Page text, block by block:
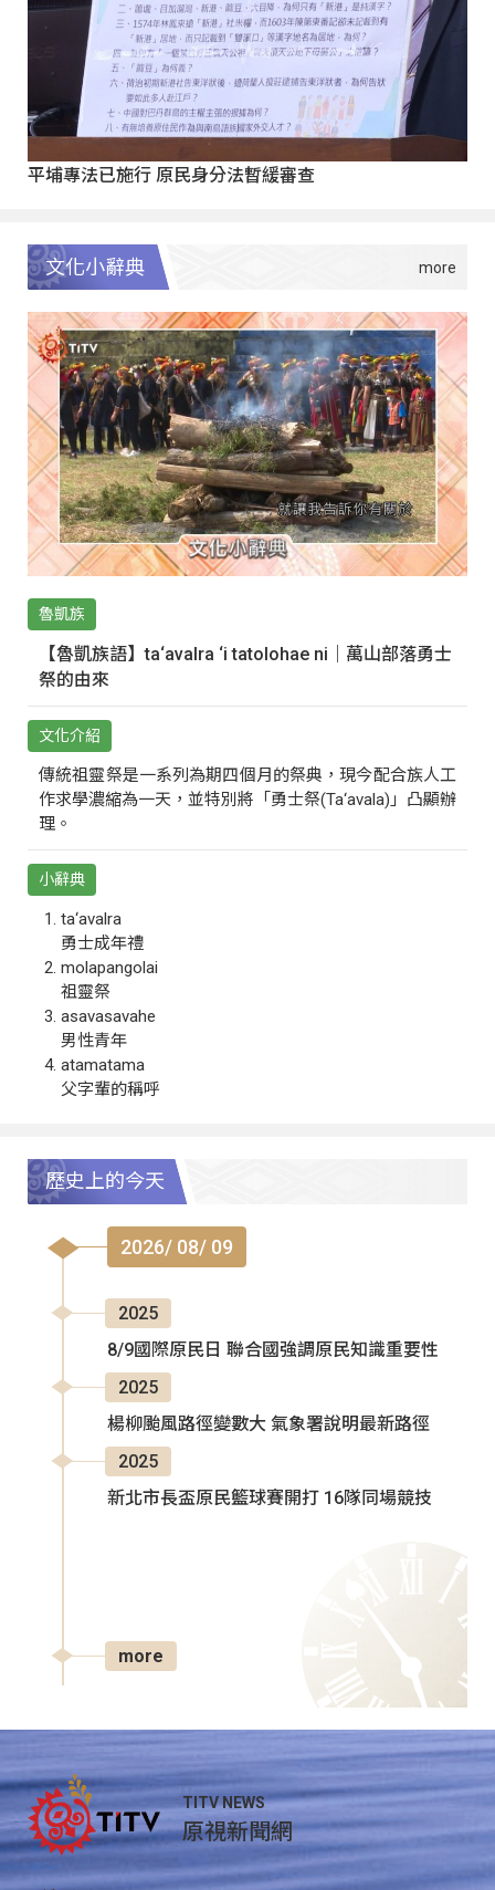
平埔專法已施行 原民身分法暫緩審查
文化小辭典
魯凱族
【魯凱族語】ta‘avalra ‘i tatolohae ni｜萬山部落勇士
祭的由來
文化介紹
傳統祖靈祭是一系列為期四個月的祭典，現今配合族人工
作求學濃縮為一天，並特別將「勇士祭(Ta‘avala)」凸顯辦
理。
小辭典
ta‘avalra
勇士成年禮
molapangolai
祖靈祭
asavasavahe
男性青年
atamatama
父字輩的稱呼
歷史上的今天
2026/ 08/ 09
2025
8/9國際原民日 聯合國強調原民知識重要性
2025
楊柳颱風路徑變數大 氣象署說明最新路徑
2025
新北市長盃原民籃球賽開打 16隊同場競技
more
TITV NEWS
原視新聞網